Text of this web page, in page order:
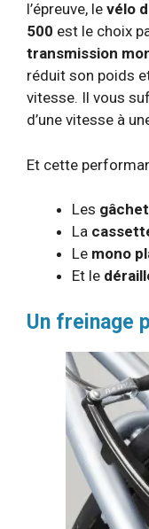
l’épreuve, le vélo
500 est le choix
transmission
réduit son poids
vitesse. Il vous
d’une vitesse à
Et cette
Les
La
Le mono
Et le
Un freinage